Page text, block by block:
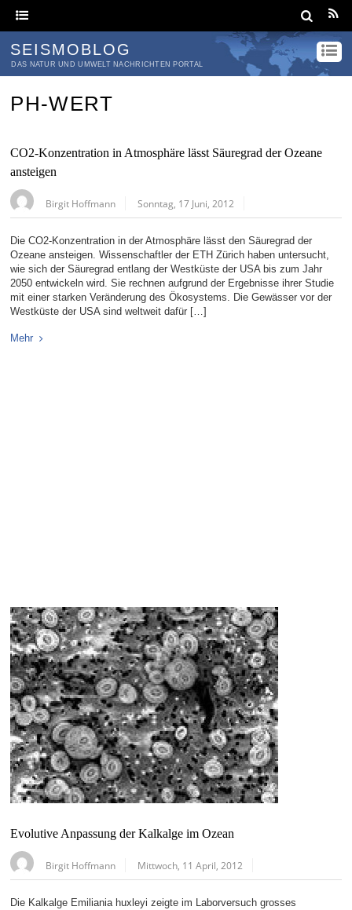
SEISMOBLOG
DAS NATUR UND UMWELT NACHRICHTEN PORTAL
PH-WERT
CO2-Konzentration in Atmosphäre lässt Säuregrad der Ozeane
ansteigen
Birgit Hoffmann Sonntag, 17 Juni, 2012
Die CO2-Konzentration in der Atmosphäre lässt den Säuregrad der
Ozeane ansteigen. Wissenschaftler der ETH Zürich haben untersucht,
wie sich der Säuregrad entlang der Westküste der USA bis zum Jahr
2050 entwickeln wird. Sie rechnen aufgrund der Ergebnisse ihrer Studie
mit einer starken Veränderung des Ökosystems. Die Gewässer vor der
Westküste der USA sind weltweit dafür […]
Mehr
Evolutive Anpassung der Kalkalge im Ozean
Birgit Hoffmann Mittwoch, 11 April, 2012
Die Kalkalge Emiliania huxleyi zeigte im Laborversuch grosses